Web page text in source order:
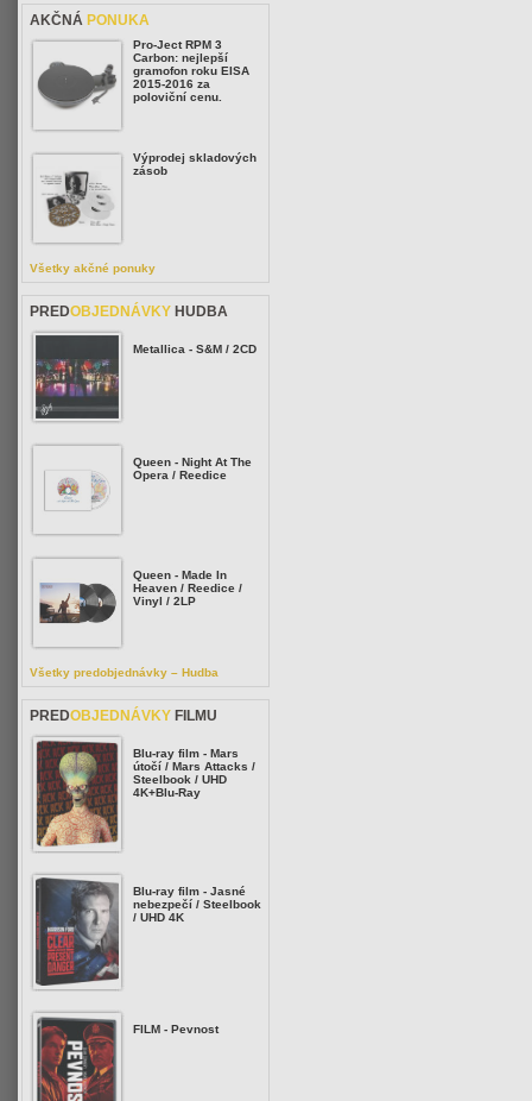
AKČNÁ PONUKA
Pro-Ject RPM 3
Carbon: nejlepší
gramofon roku EISA
2015-2016 za
poloviční cenu.
Výprodej skladových
zásob
Všetky akčné ponuky
PREDOBJEDNÁVKY HUDBA
Metallica - S&M / 2CD
Queen - Night At The
Opera / Reedice
Queen - Made In
Heaven / Reedice /
Vinyl / 2LP
Všetky predobjednávky – Hudba
PREDOBJEDNÁVKY FILMU
Blu-ray film - Mars
útočí / Mars Attacks /
Steelbook / UHD
4K+Blu-Ray
Blu-ray film - Jasné
nebezpečí / Steelbook
/ UHD 4K
FILM - Pevnost